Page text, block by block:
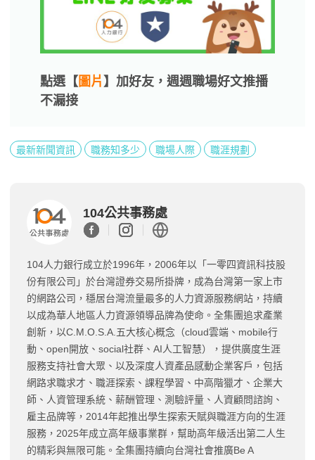
點選【 圖片 】加好友，週週職場好文推播
不漏接
最新新聞資訊 職務知多少 職場人際 職涯規劃
104公共事務處
104人力銀行成立於1996年，2006年以「一零四資訊科技股
份有限公司」於台灣證券交易所掛牌，成為台灣第一家上市
的網路公司，穩居台灣流量最多的人力資源服務網站，持續
以成為華人地區人力資源領導品牌為使命。全集團追求產業
創新，以C.M.O.S.A.五大核心概念（cloud雲端、mobile行
動、open開放、social社群、AI人工智慧），提供廣度生涯
服務支持社會大眾、以及深度人資產品感動企業客戶，包括
網路求職求才、職涯探索、課程學習、中高階獵才、企業大
師、人資管理系統、薪酬管理、測驗評量、人資顧問諮詢、
雇主品牌等，2014年起推出學生探索天賦與職涯方向的生涯
服務，2025年成立高年級事業群，幫助高年級活出第二人生
的精彩與無限可能。全集團持續向台灣社會推廣Be A